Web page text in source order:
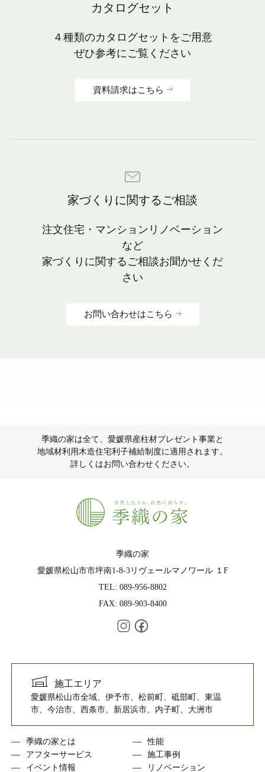
カタログセット
４種類のカタログセットをご用意
ぜひ参考にご覧ください
資料請求はこちら
家づくりに関するご相談
注文住宅・マンションリノベーション
など
家づくりに関するご相談お聞かせくだ
さい
お問い合わせはこちら
季織の家は全て、愛媛県産柱材プレゼント事業と
地域材利用木造住宅利子補給制度に適用されます。
詳しくはお問い合わせください。
季織の家
愛媛県松山市市坪南1-8-3リヴェールマノワール １F
TEL: 089-956-8802
FAX: 089-903-8400
施工エリア
愛媛県松山市全域、伊予市、松前町、砥部町、東温
市、今治市、西条市、新居浜市、内子町、大洲市
季織の家とは
性能
アフターサービス
施工事例
イベント情報
リノベーション